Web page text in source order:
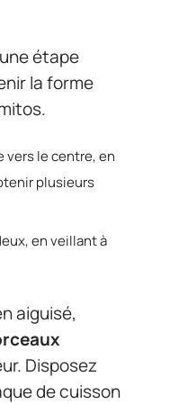
étape
la forme
vers le centre, en
plusieurs
en veillant à
aiguisé,
Disposez
de cuisson